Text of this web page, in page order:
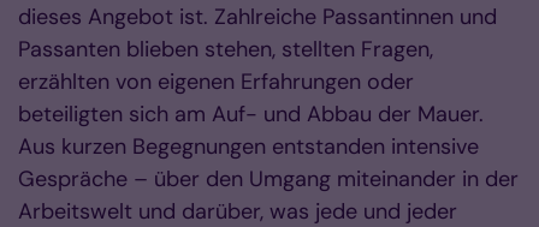
dieses Angebot ist. Zahlreiche Passantinnen und
Passanten blieben stehen, stellten Fragen,
erzählten von eigenen Erfahrungen oder
beteiligten sich am Auf- und Abbau der Mauer.
Aus kurzen Begegnungen entstanden intensive
Gespräche – über den Umgang miteinander in der
Arbeitswelt und darüber, was jede und jeder